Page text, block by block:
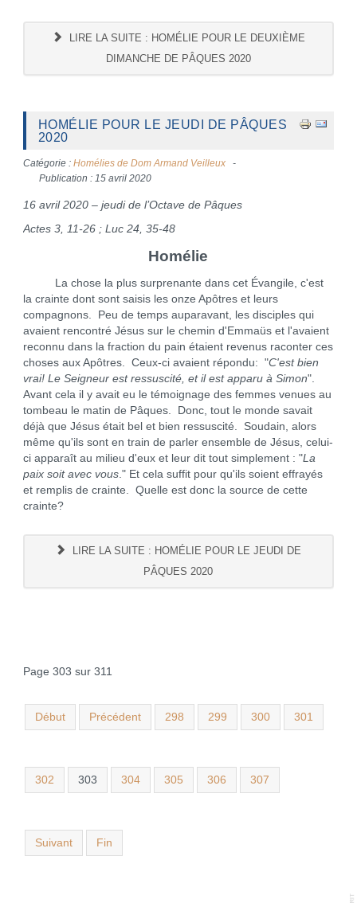
LIRE LA SUITE : HOMÉLIE POUR LE DEUXIÈME
DIMANCHE DE PÂQUES 2020
HOMÉLIE POUR LE JEUDI DE PÂQUES
2020
Catégorie : Homélies de Dom Armand Veilleux
Publication : 15 avril 2020
16 avril 2020 – jeudi de l’Octave de Pâques
Actes 3, 11-26 ; Luc 24, 35-48
Homélie
La chose la plus surprenante dans cet Évangile, c'est
la crainte dont sont saisis les onze Apôtres et leurs
compagnons. Peu de temps auparavant, les disciples qui
avaient rencontré Jésus sur le chemin d'Emmaüs et l'avaient
reconnu dans la fraction du pain étaient revenus raconter ces
choses aux Apôtres. Ceux-ci avaient répondu: "C'est bien
vrai! Le Seigneur est ressuscité, et il est apparu à Simon".
Avant cela il y avait eu le témoignage des femmes venues au
tombeau le matin de Pâques. Donc, tout le monde savait
déjà que Jésus était bel et bien ressuscité. Soudain, alors
même qu'ils sont en train de parler ensemble de Jésus, celui-
ci apparaît au milieu d'eux et leur dit tout simplement : "La
paix soit avec vous." Et cela suffit pour qu'ils soient effrayés
et remplis de crainte. Quelle est donc la source de cette
crainte?
LIRE LA SUITE : HOMÉLIE POUR LE JEUDI DE
PÂQUES 2020
Page 303 sur 311
Début Précédent 298 299 300 301
302 303 304 305 306 307
Suivant Fin